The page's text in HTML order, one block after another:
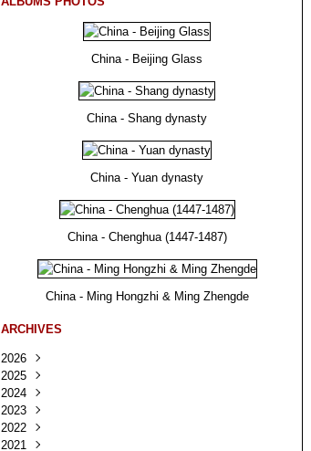
China - Beijing Glass
China - Shang dynasty
China - Yuan dynasty
China - Chenghua (1447-1487)
China - Ming Hongzhi & Ming Zhengde
ARCHIVES
2026
Août
Juillet
Juin
Mai(100)
Avril
2025
Décembre
Novembre
Octobre
Septembre
2024
Décembre
Novembre
Octobre
2023
Décembre
Novembre
2022
Décembre
2021